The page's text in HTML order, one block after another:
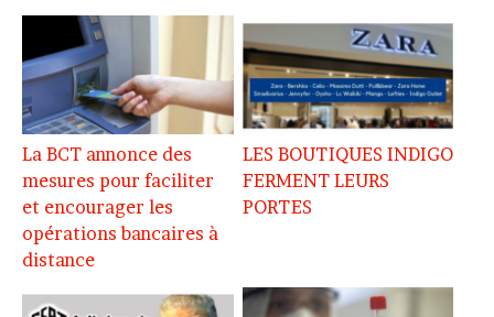
La BCT annonce des
mesures pour faciliter
et encourager les
opérations bancaires à
distance
LES BOUTIQUES INDIGO
FERMENT LEURS
PORTES